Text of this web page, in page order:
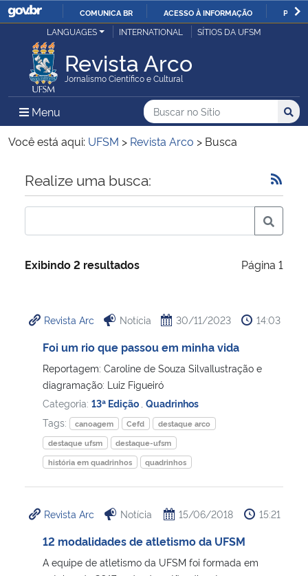
IR
O
COMUNICA BR ACESSO À INFORMAÇÃO
Ministério da Justiça e Segurança Pública
Ministério da Defesa
Ministério das Relações Exteriores
Ministério da Economia
Ministério da Infraestrutura
Ministério da Cidadania
Ministério de Minas e Energia
Ministério da Ciência, Tecnologia, Inovações e Comunicações
Ministério do Meio Ambiente
Ministério do Desenvolvimento Regional
LANGUAGES INTERNATIONAL SÍTIOS DA UFSM
Revista Arco
Jornalismo Científico e Cultural
Menu Menu Principal do Sítio
Busca
Buscar no no Sítio
Busca:
Você está aqui: UFSM > Revista Arco > Busca
Início do conteúdo
Realize uma busca:
Exibindo 2 resultados Página 1
Revista Arc Notícia 30/11/2023 14:03
Foi um rio que passou em minha vida
Reportagem: Caroline de Souza SilvaIlustração e
diagramação: Luiz Figueiró
Categoria: 13ª Edição Quadrinhos
Tags:
canoagem Cefd
destaque arco
destaque ufsm
destaque-ufsm
história em quadrinhos
quadrinhos
Revista Arc Notícia 15/06/2018 15:21
12 modalidades de atletismo da UFSM
A equipe de atletismo da UFSM foi formada em